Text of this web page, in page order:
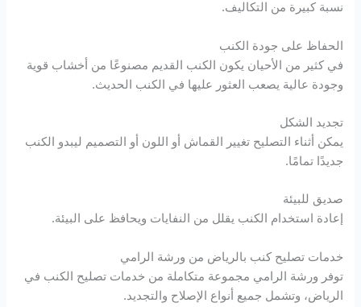
Hacklink panel
Hacklink panel
Hacklink panel
Hacklink panel
Hacklink panel
Hacklink panel
Hacklink panel
Hacklink panel
نسبة كبيرة من التكاليف.
الحفاظ على جودة الكنب
في كثير من الأحيان يكون الكنب القديم مصنوعًا من أخشاب قوية
وجودة عالية يصعب العثور عليها في الكنب الحديث.
تجديد الشكل
يمكن أثناء التصليح تغيير القماش أو اللون أو التصميم ليبدو الكنب
جديدًا تمامًا.
صديق للبيئة
إعادة استخدام الكنب يقلل من النفايات ويحافظ على البيئة.
خدمات تصليح كنب بالرياض من ورشة الرامي
توفر ورشة الرامي مجموعة متكاملة من خدمات تصليح الكنب في
الرياض، وتشمل جميع أنواع الإصلاح والتجديد.